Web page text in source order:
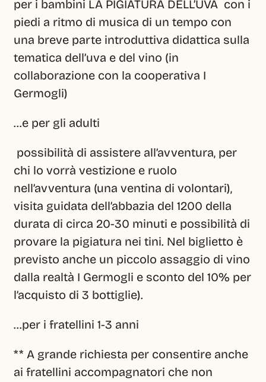
per i bambini LA PIGIATURA DELL’UVA  con i
piedi a ritmo di musica di un tempo con
una breve parte introduttiva didattica sulla
tematica dell’uva e del vino (in
collaborazione con la cooperativa I
Germogli)
…e per gli adulti
chi lo vorrà vestizione e ruolo
nell’avventura (una ventina di volontari),
visita guidata dell’abbazia del 1200 della
durata di circa 20-30 minuti e possibilità di
provare la pigiatura nei tini. Nel biglietto è
previsto anche un piccolo assaggio di vino
dalla realtà I Germogli e sconto del 10% per
l’acquisto di 3 bottiglie).
…per i fratellini 1-3 anni
** A grande richiesta per consentire anche
ai fratellini accompagnatori che non